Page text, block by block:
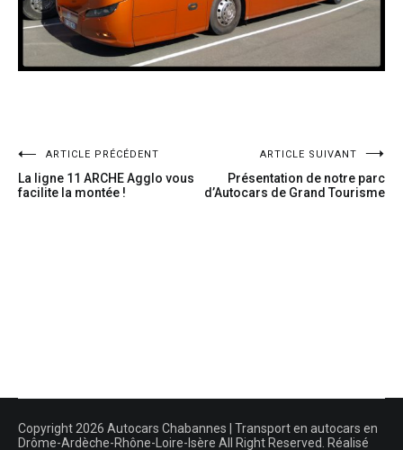
ARTICLE PRÉCÉDENT
La ligne 11 ARCHE Agglo vous
facilite la montée !
ARTICLE SUIVANT
Présentation de notre parc
d’Autocars de Grand Tourisme
Copyright 2026 Autocars Chabannes | Transport en autocars en
Drôme-Ardèche-Rhône-Loire-Isère All Right Reserved. Réalisé